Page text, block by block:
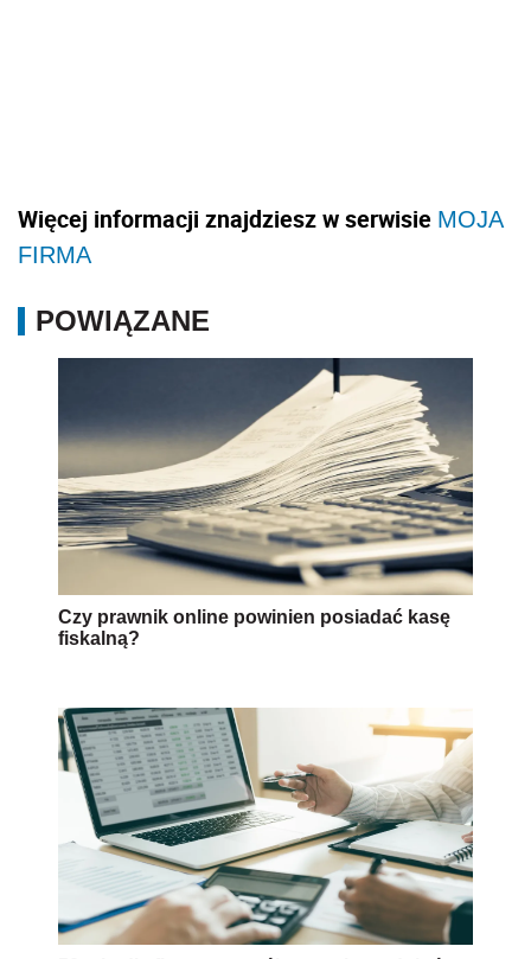
Więcej informacji znajdziesz w serwisie MOJA
FIRMA
POWIĄZANE
Czy prawnik online powinien posiadać kasę
fiskalną?